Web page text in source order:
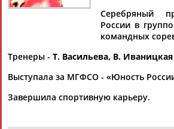
Тамилла
АБАСОВА
Рамазан
Флюра
Татьяна
Акжана
Серебряный
России в
командных
Тренеры - Т. Васильева, В. Иваницкая
Выступала за МГФСО - «Юность
Завершила спортивную карьеру.